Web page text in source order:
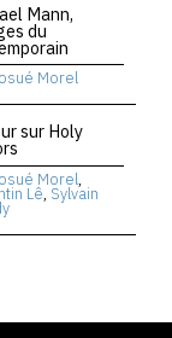
Mann,
du
Morel
sur Holy
Morel,
Lê, Sylvain